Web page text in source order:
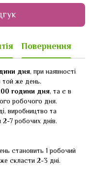
Повернення
дня, при наявності
той же день.
години дня, та є в
робочого дня.
виробництво та
2-7 робочих днів.
становить 1 робочий
скласти 2-3 дні.